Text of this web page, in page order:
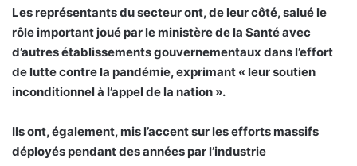
Les représentants du secteur ont, de leur côté, salué le
rôle important joué par le ministère de la Santé avec
d’autres établissements gouvernementaux dans l’effort
de lutte contre la pandémie, exprimant « leur soutien
inconditionnel à l’appel de la nation ».
Ils ont, également, mis l’accent sur les efforts massifs
déployés pendant des années par l’industrie